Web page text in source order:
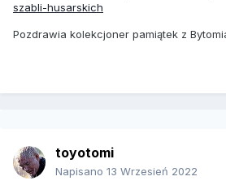
szabli-husarskich
Pozdrawia kolekcjoner pamiątek z
toyotomi
Napisano 13 Wrzesień 2022